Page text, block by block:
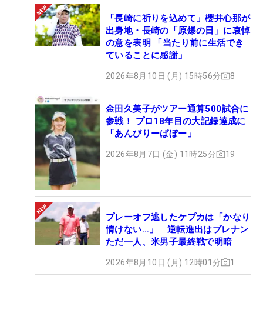
「長崎に祈りを込めて」櫻井心那が
出身地・長崎の「原爆の日」に哀悼
の意を表明 「当たり前に生活でき
ていることに感謝」
2026年8月10日 (月) 15時56分 8
金田久美子がツアー通算500試合に
参戦！ プロ18年目の大記録達成に
「あんびりーばぼー」
2026年8月7日 (金) 11時25分 19
プレーオフ逃したケプカは「かなり
情けない…」 逆転進出はブレナン
ただ一人、米男子最終戦で明暗
2026年8月10日 (月) 12時01分 1